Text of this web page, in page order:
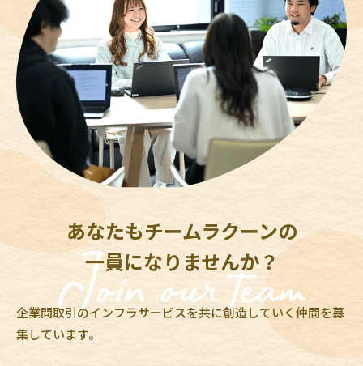
あなたもチームラクーンの
一員になりませんか？
企業間取引のインフラサービスを共に創造していく仲間を募
集しています。